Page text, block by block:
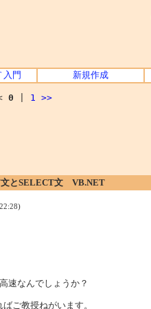
入門 新規作成
0 1 >>
文とSELECT文 VB.NET
速なんでしょうか？
ご教授ねがいます。